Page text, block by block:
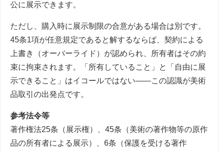
公に展示できます。
ただし、購入時に展示制限の合意がある場合は別です。
45条1項が任意規定であると解するならば、契約による
上書き（オーバーライド）が認められ、所有者はその約
束に拘束されます。「所有していること」と「自由に展
示できること」はイコールではない――この認識が美術
品取引の出発点です。
参考法令等
著作権法25条（展示権）、45条（美術の著作物等の原作
品の所有者による展示）、6条（保護を受ける著作